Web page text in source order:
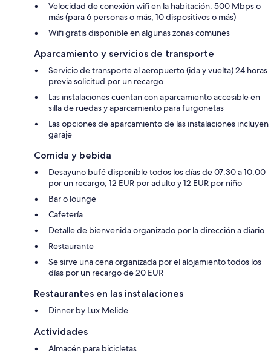
Velocidad de conexión wifi en la habitación: 500 Mbps o
más (para 6 personas o más, 10 dispositivos o más)
Wifi gratis disponible en algunas zonas comunes
Aparcamiento y servicios de transporte
Servicio de transporte al aeropuerto (ida y vuelta) 24 horas
previa solicitud por un recargo
Las instalaciones cuentan con aparcamiento accesible en
silla de ruedas y aparcamiento para furgonetas
Las opciones de aparcamiento de las instalaciones incluyen
garaje
Comida y bebida
Desayuno bufé disponible todos los días de 07:30 a 10:00
por un recargo; 12 EUR por adulto y 12 EUR por niño
Bar o lounge
Cafetería
Detalle de bienvenida organizado por la dirección a diario
Restaurante
Se sirve una cena organizada por el alojamiento todos los
días por un recargo de 20 EUR
Restaurantes en las instalaciones
Dinner by Lux Melide
Actividades
Almacén para bicicletas